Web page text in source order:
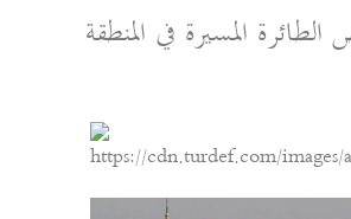
المسيرة في المنطقة